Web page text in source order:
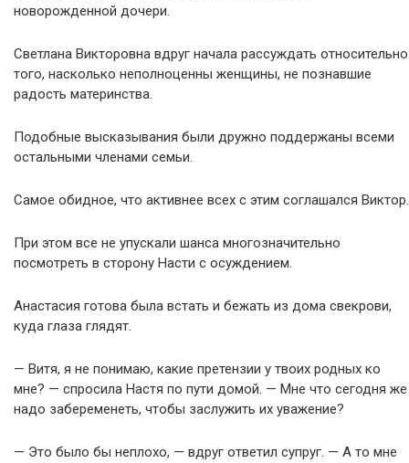
новорожденной дочери.
Светлана Викторовна вдруг начала рассуждать относительно
того, насколько неполноценны женщины, не познавшие
радость материнства.
Подобные высказывания были дружно поддержаны всеми
остальными членами семьи.
Самое обидное, что активнее всех с этим соглашался Виктор.
При этом все не упускали шанса многозначительно
посмотреть в сторону Насти с осуждением.
Анастасия готова была встать и бежать из дома свекрови,
куда глаза глядят.
— Витя, я не понимаю, какие претензии у твоих родных ко
мне? — спросила Настя по пути домой. — Мне что сегодня же
надо забеременеть, чтобы заслужить их уважение?
— Это было бы неплохо, — вдруг ответил супруг. — А то мне